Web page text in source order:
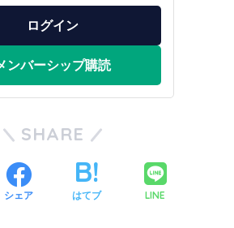
ログイン
ンバーシップ購読
SHARE
シェア はてブ LINE